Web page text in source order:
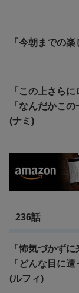
「今朝までの
「この上さら
「なんだかこ
(ナミ)
236話
「怖気づかずに
「どんな目に
(ルフィ)